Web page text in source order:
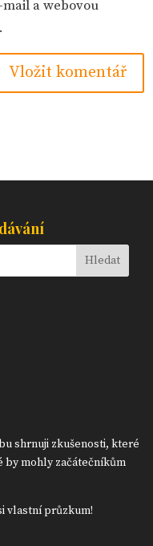
a webovou
shrnuji zkušenosti, které
by mohly začátečníkům
vlastní průzkum!